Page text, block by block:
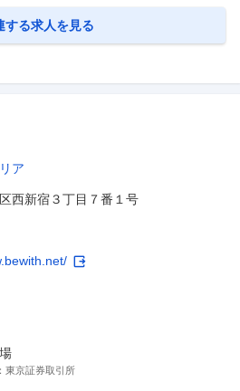
イルアプリケーションの開発・運用に関
ます。 ◇フロントエンドシス
する求人を見る
ア
西新宿３丁目７番１号
東京証券取引所